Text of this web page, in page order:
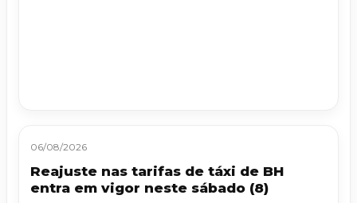
06/08/2026
Reajuste nas tarifas de táxi de BH
entra em vigor neste sábado (8)